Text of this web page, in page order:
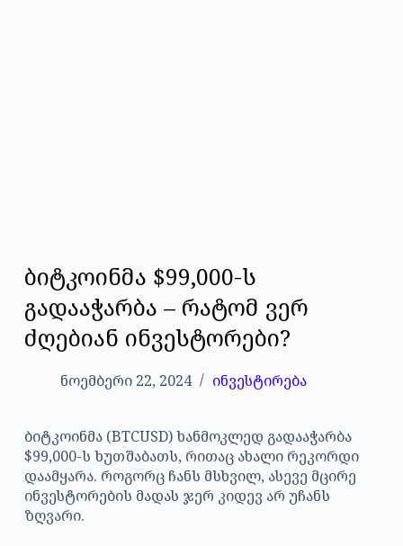
ბიტკოინმა $99,000-ს
გადააჭარბა – რატომ ვერ
ძღებიან ინვესტორები?
ნოემბერი 22, 2024 ინვესტირება
ბიტკოინმა (BTCUSD) ხანმოკლედ გადააჭარბა
$99,000-ს ხუთშაბათს, რითაც ახალი რეკორდი
დაამყარა. როგორც ჩანს მსხვილ, ასევე მცირე
ინვესტორების მადას ჯერ კიდევ არ უჩანს
ზღვარი.